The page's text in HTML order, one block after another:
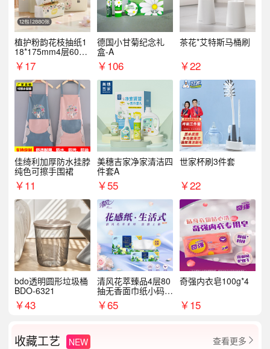
植护粉韵花枝抽纸1
18*175mm4层60抽*
12包/提
￥17
德国小甘菊纪念礼
盒-A
￥106
茶花*艾特斯马桶刷
￥22
佳绮利加厚防水挂脖
纯色可擦手围裙
￥11
美穗吉家净家清洁四
件套A
￥55
世家杯刷3件套
￥22
bdo透明圆形垃圾桶
BDO-6321
￥43
清风花萃臻品4层80
抽无香面巾纸小码1
8包
￥65
奇强内衣皂100g*4
￥15
收藏工艺 NEW 查看更多 